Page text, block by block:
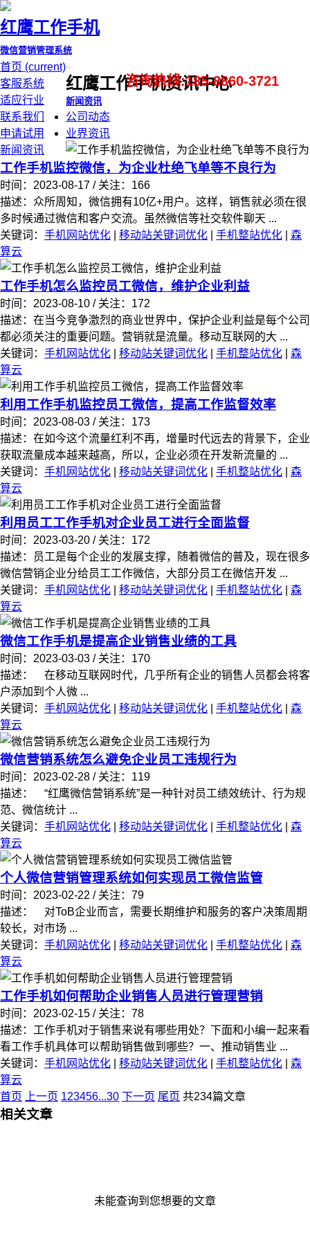
红鹰工作手机
微信营销管理系统
首页 (current)
客服系统
适应行业
联系我们
申请试用
新闻资讯
咨询热线:185-8860-3721
红鹰工作手机资讯中心
新闻资讯
公司动态
业界资讯
工作手机监控微信，为企业杜绝飞单等不良行为
时间：2023-08-17 / 关注：166
描述：众所周知，微信拥有10亿+用户。这样，销售就必须在很
多时候通过微信和客户交流。虽然微信等社交软件聊天 ...
关键词： 手机网站优化 移动站关键词优化 手机整站优化
森
算云
工作手机怎么监控员工微信，维护企业利益
时间：2023-08-10 / 关注：172
描述：在当今竞争激烈的商业世界中，保护企业利益是每个公司
都必须关注的重要问题。营销就是流量。移动互联网的大 ...
关键词： 手机网站优化 移动站关键词优化 手机整站优化
森
算云
利用工作手机监控员工微信，提高工作监督效率
时间：2023-08-03 / 关注：173
描述：在如今这个流量红利不再，增量时代远去的背景下，企业
获取流量成本越来越高，所以，企业必须在开发新流量的 ...
关键词： 手机网站优化 移动站关键词优化 手机整站优化
森
算云
利用员工工作手机对企业员工进行全面监督
时间：2023-03-20 / 关注：172
描述：员工是每个企业的发展支撑，随着微信的普及，现在很多
微信营销企业分给员工工作微信，大部分员工在微信开发 ...
关键词： 手机网站优化 移动站关键词优化 手机整站优化
森
算云
微信工作手机是提高企业销售业绩的工具
时间：2023-03-03 / 关注：170
描述： 在移动互联网时代，几乎所有企业的销售人员都会将客
户添加到个人微 ...
关键词： 手机网站优化 移动站关键词优化 手机整站优化
森
算云
微信营销系统怎么避免企业员工违规行为
时间：2023-02-28 / 关注：119
描述： “红鹰微信营销系统”是一种针对员工绩效统计、行为规
范、微信统计 ...
关键词： 手机网站优化 移动站关键词优化 手机整站优化
森
算云
个人微信营销管理系统如何实现员工微信监管
时间：2023-02-22 / 关注：79
描述： 对ToB企业而言，需要长期维护和服务的客户决策周期
较长，对市场 ...
关键词： 手机网站优化 移动站关键词优化 手机整站优化
森
算云
工作手机如何帮助企业销售人员进行管理营销
时间：2023-02-15 / 关注：78
描述：工作手机对于销售来说有哪些用处？下面和小编一起来看
看工作手机具体可以帮助销售做到哪些？一、推动销售业 ...
关键词： 手机网站优化 移动站关键词优化 手机整站优化
森
算云
首页
上一页 123456...30 下一页 尾页 共234篇文章
相关文章
未能查询到您想要的文章